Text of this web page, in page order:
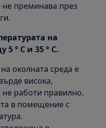
преминава през
на
° C и 35 ° C.
околната среда е
висока,
работи правилно.
в помещение с